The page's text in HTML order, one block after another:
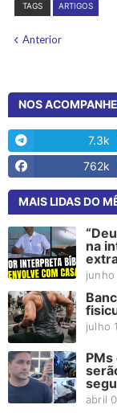
TAGS ARTIGOS
Anterior
NOS
7.3k
762k
MAIS LIDAS DO
na
julho
PMs
abril